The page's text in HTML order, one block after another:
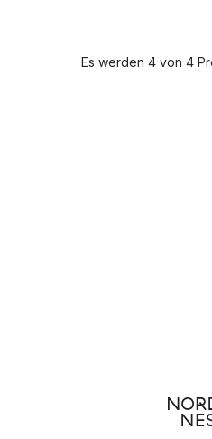
Es werden 4 von 4